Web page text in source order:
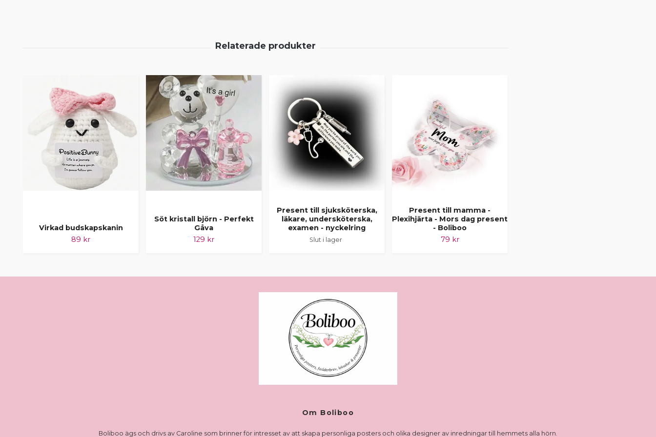
Virkad budskapskanin
89 kr
Söt kristall björn - Perfekt
Gåva
129 kr
Present till sjuksköterska,
läkare, undersköterska,
examen - nyckelring
Slut i lager
Present till mamma -
Plexihjärta - Mors dag present
- Boliboo
79 kr
Om Boliboo
Boliboo ägs och drivs av Caroline som brinner för intresset av att skapa personliga posters och olika designer av inredningar till hemmets alla hörn.